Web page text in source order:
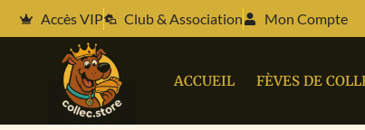
Accès VIP Club & Association Mon Compte
ACCUEIL FÈVES DE